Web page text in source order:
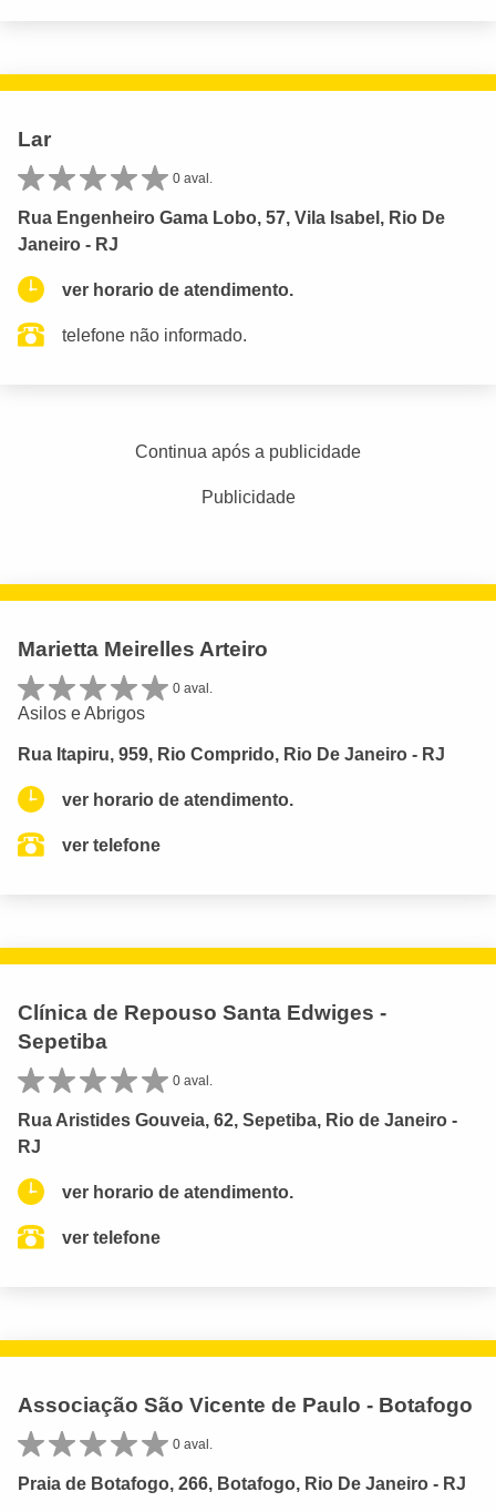
Lar
0 aval.
Rua Engenheiro Gama Lobo, 57, Vila Isabel, Rio De
Janeiro - RJ
ver horario de atendimento.
telefone não informado.
Continua após a publicidade
Publicidade
Marietta Meirelles Arteiro
0 aval.
Asilos e Abrigos
Rua Itapiru, 959, Rio Comprido, Rio De Janeiro - RJ
ver horario de atendimento.
ver telefone
Clínica de Repouso Santa Edwiges -
Sepetiba
0 aval.
Rua Aristides Gouveia, 62, Sepetiba, Rio de Janeiro -
RJ
ver horario de atendimento.
ver telefone
Associação São Vicente de Paulo - Botafogo
0 aval.
Praia de Botafogo, 266, Botafogo, Rio De Janeiro - RJ